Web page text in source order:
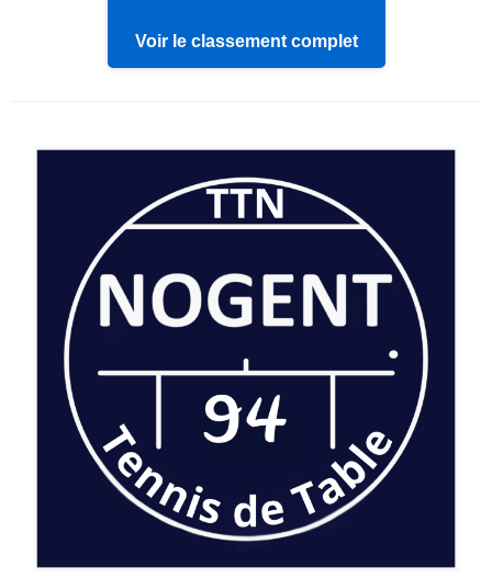
Voir le classement complet